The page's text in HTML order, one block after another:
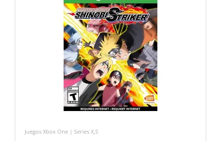
Juegos Xbox One | Series X,S